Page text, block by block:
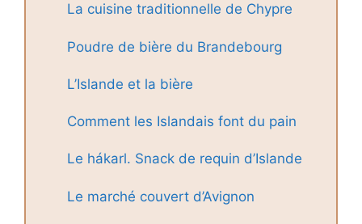
La cuisine traditionnelle de Chypre
Poudre de bière du Brandebourg
L’Islande et la bière
Comment les Islandais font du pain
Le hákarl. Snack de requin d’Islande
Le marché couvert d’Avignon